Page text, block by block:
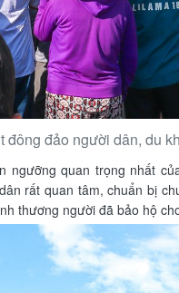
đông đảo người dân, du
ngưỡng quan trọng nhất
rất quan tâm, chuẩn bị
thương người đã bảo hộ